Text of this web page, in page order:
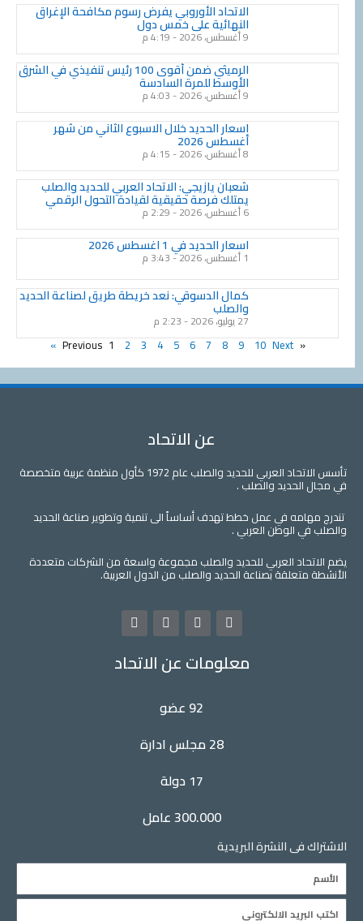
الاتحاد الأوروبي يفرض رسوم مكافحة الإغراق
النهائية على خمس دول
9 أغسطس، 2026
الرميثي ضمن أقوى 100 رئيس تنفيذي في الشرق
الأوسط للمرة السادسة
9 أغسطس، 2026
اسعار الحديد خلال الاسبوع الثاني من شهر
أغسطس 2026
8 أغسطس، 2026
شعبان يازيجي: الاتحاد العربي للحديد والصلب
يمتلك فرصة حقيقية لقيادة التحول الرقمي
6 أغسطس، 2026 2:29 م
اسعار الحديد في 1 اغسطس 2026
1 أغسطس، 2026
كمال الدسوقي: نعد خريطة طريق لصناعة الحديد
والصلب
27 يوليو، 2026
« Previous
1 2 3 4 5 6 7 8 9 10 Next »
عن الاتحاد
تأسس الاتحاد العربي للحديد والصلب عام 1972 كأول منظمة عربية متخصصة
في مجال الحديد والصلب .
تندرج مهامه في عمل خطط تهدف أساساً الى تنمية وتطوير صناعة الحديد
والصلب في الوطن العربي .
يضم الاتحاد العربي للحديد والصلب مجموعة واسعة من الشركات متعددة
الأنشطة متعلقة بصناعة الحديد والصلب من الدول العربية.
F
a
e
b
T
w
t
t
Y
o
t
u
L
i
k
e
معلومات عن الاتحاد
92 عضو
28 مجلس ادارة
17 دولة
300.000 عامل
الاشتراك فى النشرة البريدية
Name
Email